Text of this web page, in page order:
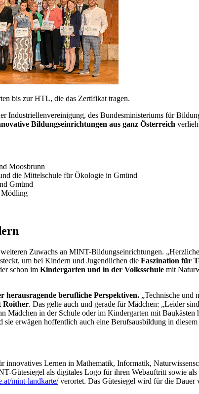
bis zur HTL, die das Zertifikat tragen.
Industriellenvereinigung, des Bundesministeriums für
Bildungseinrichtungen aus ganz Österreich
Moosbrunn
die Mittelschule für Ökologie in Gmünd
Gmünd
Mödling
Zuwachs an MINT-Bildungseinrichtungen.
um bei Kindern und Jugendlichen die Faszination für
schon im Kindergarten und in der Volksschule mit
herausragende berufliche Perspektiven. „Technische und
Roither. Das gelte auch und gerade für Mädchen: „Leider
in der Schule oder im Kindergarten mit
erwägen hoffentlich auch eine Berufsausbildung in
innovatives Lernen in Mathematik, Informatik,
Gütesiegel als digitales Logo für ihren Webauftritt sowie
mint-landkarte/verortet. Das Gütesiegel wird für die Dauer